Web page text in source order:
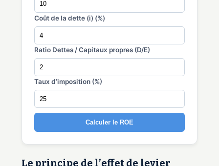
Coût de la dette (i) (%)
Ratio Dettes / Capitaux propres (D/E)
Taux d’imposition (%)
Calculer le ROE
Le principe de l’effet de levier